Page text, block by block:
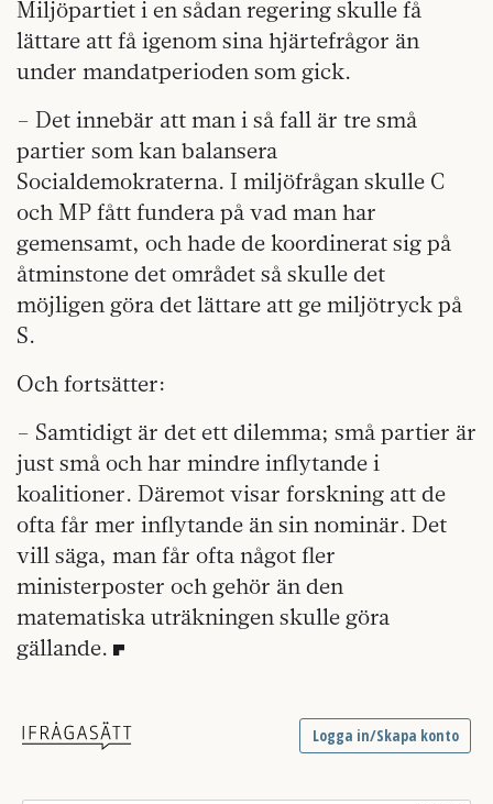
Miljöpartiet i en sådan regering skulle få
lättare att få igenom sina hjärtefrågor än
under mandatperioden som gick.
– Det innebär att man i så fall är tre små
partier som kan balansera
Socialdemokraterna. I miljöfrågan skulle C
och MP fått fundera på vad man har
gemensamt, och hade de koordinerat sig på
åtminstone det området så skulle det
möjligen göra det lättare att ge miljötryck på
S.
Och fortsätter:
– Samtidigt är det ett dilemma; små partier är
just små och har mindre inflytande i
koalitioner. Däremot visar forskning att de
ofta får mer inflytande än sin nominär. Det
vill säga, man får ofta något fler
ministerposter och gehör än den
matematiska uträkningen skulle göra
gällande.